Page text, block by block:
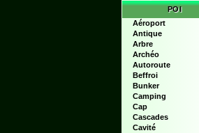
POI
Aéroport
Antique
Arbre
Archéo
Autoroute
Beffroi
Bunker
Camping
Cap
Cascades
Cavité